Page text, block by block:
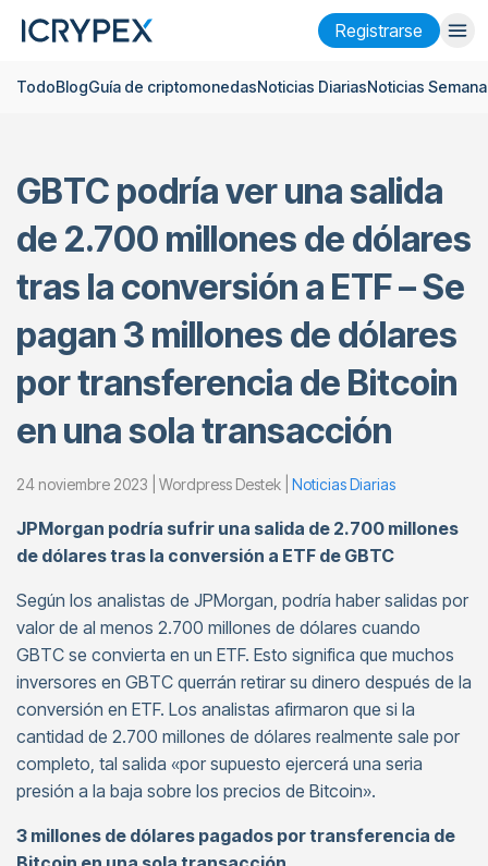
Registrarse
Iniciar sesión Registrarse
Empresa
Investigación
Ayuda
Futurosx50
TodoBlogGuía de criptomonedasNoticias DiariasNoticias
GBTC podría ver una salida
de 2.700 millones de dólares
tras la conversión a ETF – Se
pagan 3 millones de dólares
por transferencia de Bitcoin
en una sola transacción
24 noviembre 2023 | Wordpress Destek | Noticias Diarias
JPMorgan podría sufrir una salida de 2.700 millones
de dólares tras la conversión a ETF de GBTC
Según los analistas de JPMorgan, podría haber salidas por
valor de al menos 2.700 millones de dólares cuando
GBTC se convierta en un ETF. Esto significa que muchos
inversores en GBTC querrán retirar su dinero después de la
conversión en ETF. Los analistas afirmaron que si la
cantidad de 2.700 millones de dólares realmente sale por
completo, tal salida «por supuesto ejercerá una seria
presión a la baja sobre los precios de Bitcoin».
3 millones de dólares pagados por transferencia de